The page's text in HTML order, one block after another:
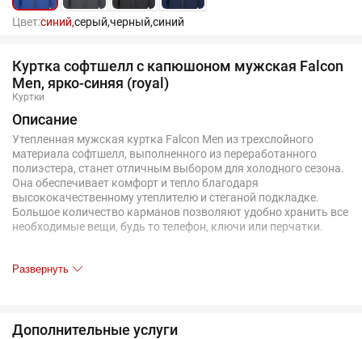
Цвет:синий,серый,черный,синий
Куртка софтшелл с капюшоном мужская Falcon
Men, ярко-синяя (royal)
Куртки
Описание
Утепленная мужская куртка Falcon Men из трехслойного
материала софтшелл, выполненного из переработанного
полиэстера, станет отличным выбором для холодного сезона.
Она обеспечивает комфорт и тепло благодаря
высококачественному утеплителю и стеганой подкладке.
Большое количество карманов позволяют удобно хранить все
необходимые вещи, будь то телефон, ключи или перчатки.
практичность и стиль!
Внешние молнии выполнены из водонепроницаемого
Развернуть
Дополнительные услуги